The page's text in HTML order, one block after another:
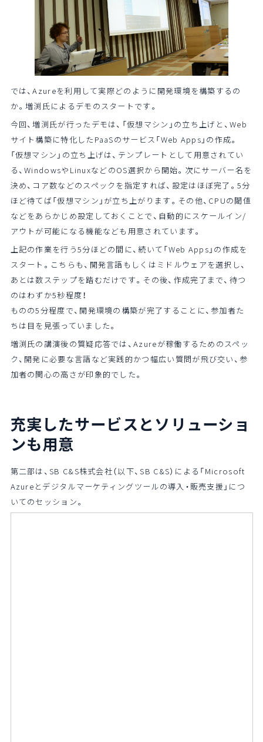
では、Azureを利用して実際どのように開発環境を構築するの
か。増渕氏によるデモのスタートです。
今回、増渕氏が行ったデモは、「仮想マシン」の立ち上げと、Web
サイト構築に特化したPaaSのサービス「Web Apps」の作成。
「仮想マシン」の立ち上げは、テンプレートとして用意されてい
る、WindowsやLinuxなどのOS選択から開始。次にサーバー名を
決め、コア数などのスペックを指定すれば、設定はほぼ完了。5分
ほど待てば「仮想マシン」が立ち上がります。その他、CPUの閾値
などをあらかじめ設定しておくことで、自動的にスケールイン/
アウトが可能になる機能なども用意されています。
上記の作業を行う5分ほどの間に、続いて「Web Apps」の作成を
スタート。こちらも、開発言語もしくはミドルウェアを選択し、
あとは数ステップを踏むだけです。その後、作成完了まで、待つ
のはわずか5秒程度！
ものの5分程度で、開発環境の構築が完了することに、参加者た
ちは目を見張っていました。
増渕氏の講演後の質疑応答では、Azureが稼働するためのスペッ
ク、開発に必要な言語など実践的かつ幅広い質問が飛び交い、参
加者の関心の高さが印象的でした。
充実したサービスとソリューショ
ンも用意
第二部は、SB C&S株式会社（以下、SB C&S）による「Microsoft
Azureとデジタルマーケティングツールの導入・販売支援」につ
いてのセッション。